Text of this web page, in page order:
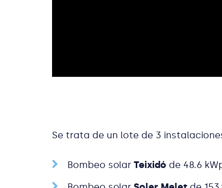
Se trata de un lote de 3
Bombeo solar Teixidó de 48.6